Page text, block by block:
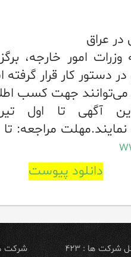
عراق
وزرات امور خارجه،
دستور کار قرار
جهت کسب
تا اول تیر ماه ۱۴۰۵ به
دانلود پیوست
شرکت ها : ۴۲۳ شرکت